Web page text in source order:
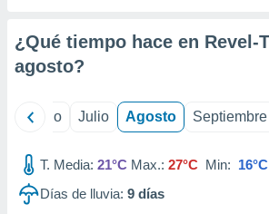
¿Qué tiempo hace en Revel-
agosto?
Junio Julio Agosto Septiembre
T. Media: 21°C Max.: 27°C Min: 16°C
Días de lluvia: 9 días